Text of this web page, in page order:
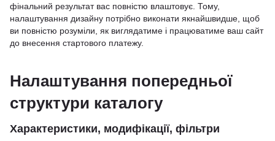
фінальний результат вас повністю влаштовує. Тому,
налаштування дизайну потрібно виконати якнайшвидше, щоб
ви повністю розуміли, як виглядатиме і працюватиме ваш сайт
до внесення стартового платежу.
Налаштування попередньої
структури каталогу
Характеристики, модифікації, фільтри